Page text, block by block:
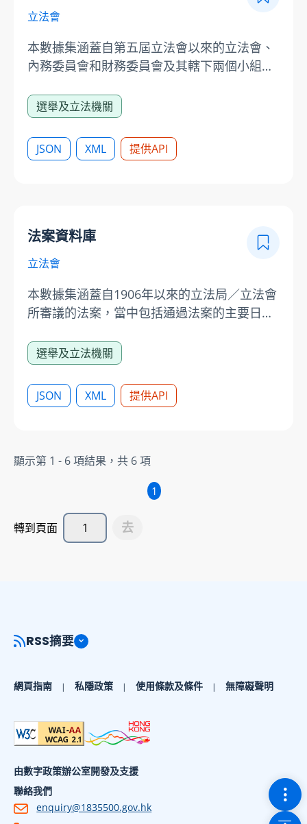
立法會
本數據集涵蓋自第五屆立法會以來的立法會、
內務委員會和財務委員會及其轄下兩個小組委
表決的議題、分组表決及個别議員的表決。使
用立法會提供的數據時，請注意有關的責任聲
明及版權告示：
https://www.legco.gov.hk/chinese/disclaim.htm
選舉及立法機關
JSON XML 提供API
法案資料庫
立法會
本數據集涵蓋自1906年以來的立法局／立法會
所審議的法案，當中包括通過法案的主要日
及在立法局／立法會會議上就法案進行討論的
連結。使用立法會提供的數據時，請注意有關
的責任聲明及版權告示：
https://www.legco.gov.hk/chinese/disclaim.htm
選舉及立法機關
JSON XML 提供API
顯示第 1 - 6項結果，共 6項
1
轉到頁面 去
切
回到
RSS摘要
網頁指南 私隱政策 使用條款及條件 無障礙聲明
由數字政策辦公室開發及支援
聯絡我們
enquiry@1835500.gov.hk